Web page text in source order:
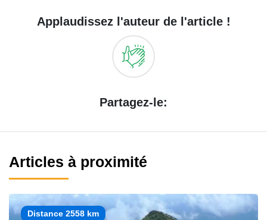
Applaudissez l'auteur de l'article !
Partagez-le:
Articles à proximité
Distance 2558 km